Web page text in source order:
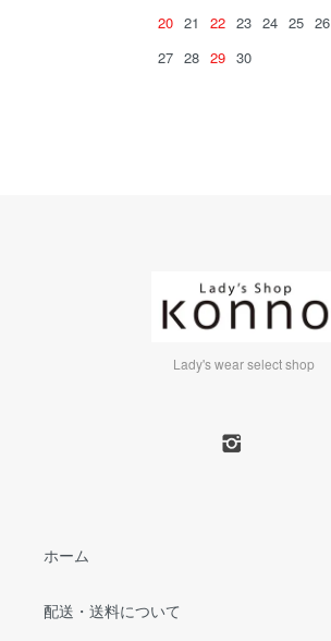
20 21 22 23 24 25 26
27 28 29 30
Lady's wear select shop
ホーム
配送・送料について